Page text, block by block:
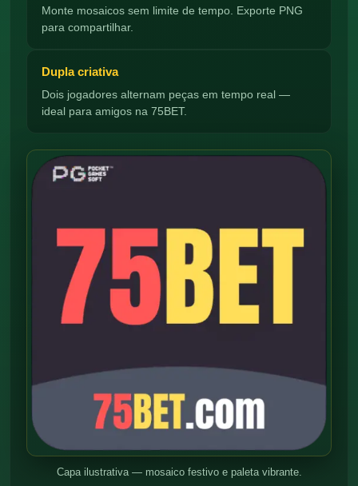
Monte mosaicos sem limite de tempo. Exporte PNG
para compartilhar.
Dupla criativa
Dois jogadores alternam peças em tempo real —
ideal para amigos na 75BET.
Capa ilustrativa — mosaico festivo e paleta vibrante.